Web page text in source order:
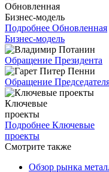
Обновленная
Бизнес-модель
Подробнее Обновленная
Бизнес-модель
Обращение Президента
Обращение
Ключевые
проекты
Подробнее Ключевые
проекты
Смотрите также
Обзор рынка